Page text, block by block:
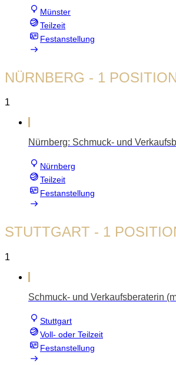
Münster
Teilzeit
Festanstellung
NÜRNBERG - 1
1
Nürnberg: Schmuck- und
Nürnberg
Teilzeit
Festanstellung
STUTTGART - 1
1
Schmuck- und Verkaufsberaterin
Stuttgart
Voll- oder Teilzeit
Festanstellung